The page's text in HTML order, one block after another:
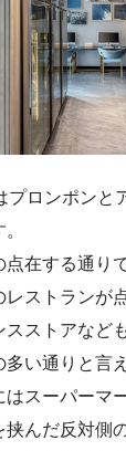
プロンポンと
点在する通り
レストランが
スストアなど
い通りと言
はスーパーマ
んだ反対側